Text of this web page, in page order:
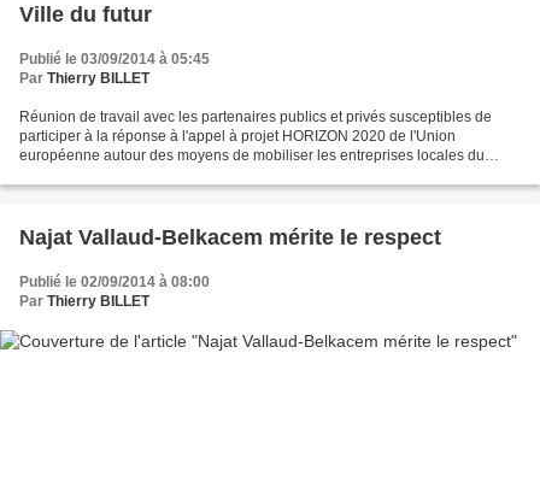
Ville du futur
Publié le 03/09/2014 à 05:45
Par Thierry BILLET
Réunion de travail avec les partenaires publics et privés susceptibles de
participer à la réponse à l'appel à projet HORIZON 2020 de l'Union
européenne autour des moyens de mobiliser les entreprises locales du
Najat Vallaud-Belkacem mérite le respect
Publié le 02/09/2014 à 08:00
Par Thierry BILLET